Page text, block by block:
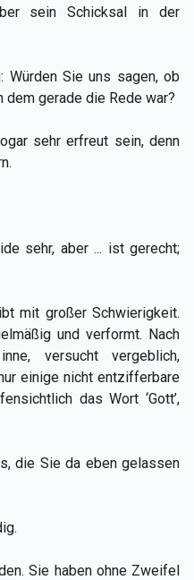
sein Schicksal in der
Würden Sie uns sagen, ob
dem gerade die Rede war?
sehr erfreut sein, denn
sehr, aber ... ist gerecht;
mit großer Schwierigkeit.
und verformt. Nach
versucht vergeblich,
einige nicht entzifferbare
das Wort ‘Gott’,
die Sie da eben gelassen
Sie haben ohne Zweifel